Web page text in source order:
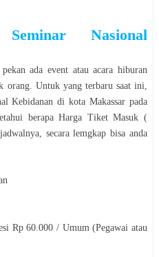
Seminar Nasional
ada event atau acara hiburan
orang. Untuk yang terbaru saat ini,
Kebidanan di kotaMakassar pada
berapa Harga Tiket Masuk (
secara lemgkap bisa anda
Rp 60.000 / Umum (Pegawai atau